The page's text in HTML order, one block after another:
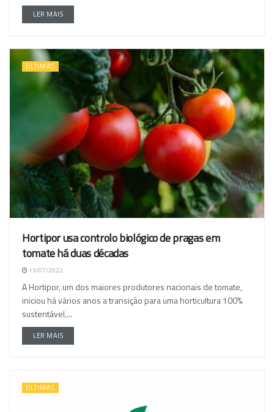
LER MAIS
ÚLTIMAS
Hortipor usa controlo biológico de pragas em
tomate há duas décadas
13/07/2022
A Hortipor, um dos maiores produtores nacionais de tomate,
iniciou há vários anos a transição para uma horticultura 100%
sustentável,...
LER MAIS
ÚLTIMAS